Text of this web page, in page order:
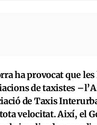
ha provocat que
de taxistes
de Taxis
velocitat. Així, el